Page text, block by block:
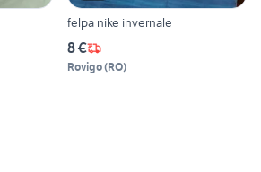
felpa nike invernale
8 €
Rovigo(RO)